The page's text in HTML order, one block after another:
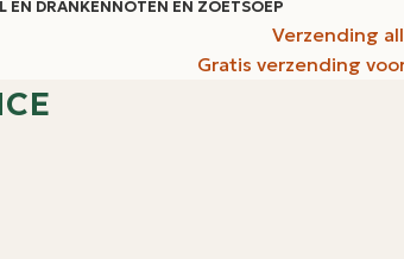
EN DRANKENNOTEN EN ZOETSOEP
Verzending
Gratis verzending